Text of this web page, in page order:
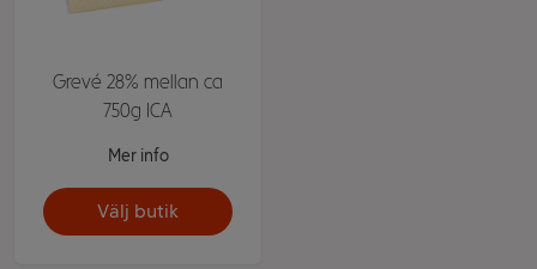
Grevé 28% mellan ca
750g ICA
Mer info
Välj butik